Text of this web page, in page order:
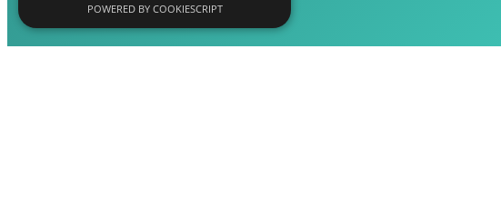
POWERED BY COOKIESCRIPT